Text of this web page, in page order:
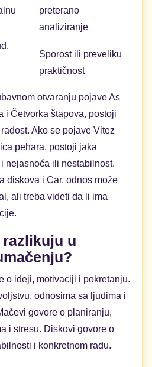
preterano
analiziranje
Sporost ili preveliku
praktičnost
otvaranju pojave As
i Četvorka štapova, postoji
Ako se pojave Vitez
pehara, postoji jaka
nejasnoća ili nestabilnost.
diskova i Car, odnos može
ali treba videti da li ima
u
o ideji, motivaciji i pokretanju.
odnosima sa ljudima i
govore o planiranju,
i stresu. Diskovi govore o
i konkretnom radu.